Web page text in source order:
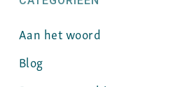
Aan het woord
Blog